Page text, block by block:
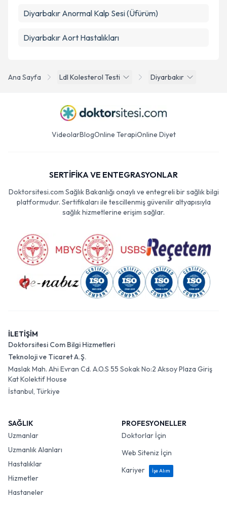
Ana Sayfa Ldl Kolesterol Testi Diyarbakır
Diyarbakır Anormal Kalp Sesi (Üfürüm)
Diyarbakır Aort Hastalıkları
VideolarBlogOnline TerapiOnline Diyet
SERTİFİKA VE ENTEGRASYONLAR
Doktorsitesi.com Sağlık Bakanlığı onaylı ve entegreli bir sağlık bilgi
platformudur. Sertifikaları ile tescillenmiş güvenilir altyapısıyla
sağlık hizmetlerine erişim sağlar.
İLETİŞİM
Doktorsitesi Com Bilgi Hizmetleri
Teknoloji ve Ticaret A.Ş.
Maslak Mah. Ahi Evran Cd. A.O.S 55 Sokak No:2 Aksoy Plaza Giriş
Kat Kolektif House
İstanbul, Türkiye
SAĞLIK
Uzmanlar
Uzmanlık Alanları
Hastalıklar
Hizmetler
Hastaneler
PROFESYONELLER
Doktorlar İçin
Web Siteniz İçin
Kariyer
İşe Alım